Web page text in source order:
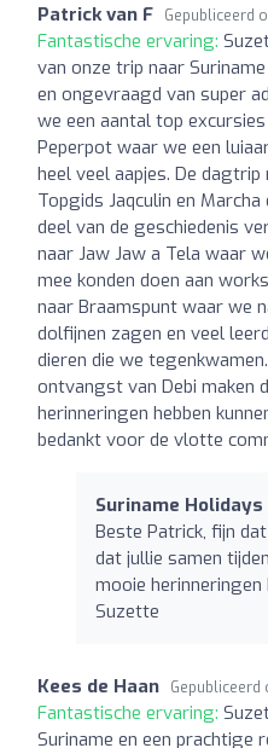
Patrick van F Gepubliceerd
Fantastische ervaring:
van onze trip naar
en ongevraagd van super
we een aantal top
Peperpot waar we een
heel veel aapjes. De dagtrip
Topgids Jaqculin en
deel van de geschiedenis
naar Jaw Jaw a Tela waar
mee konden doen aan
naar Braamspunt waar we
dolfijnen zagen en veel
dieren die we
ontvangst van Debi maken
herinneringen hebben
bedankt voor de vlotte
Suriname Holidays
Beste Patrick, fijn
dat jullie samen
mooie
Suzette
Kees de Haan Gepubliceerd
Fantastische ervaring:
Suriname en een prachtige